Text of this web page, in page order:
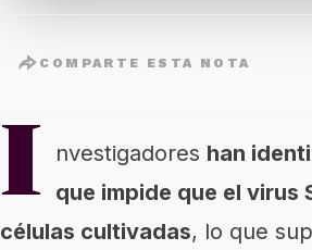
COMPARTE ESTA NOTA
I nvestigadores han
que impide que el
células cultivadas, lo que